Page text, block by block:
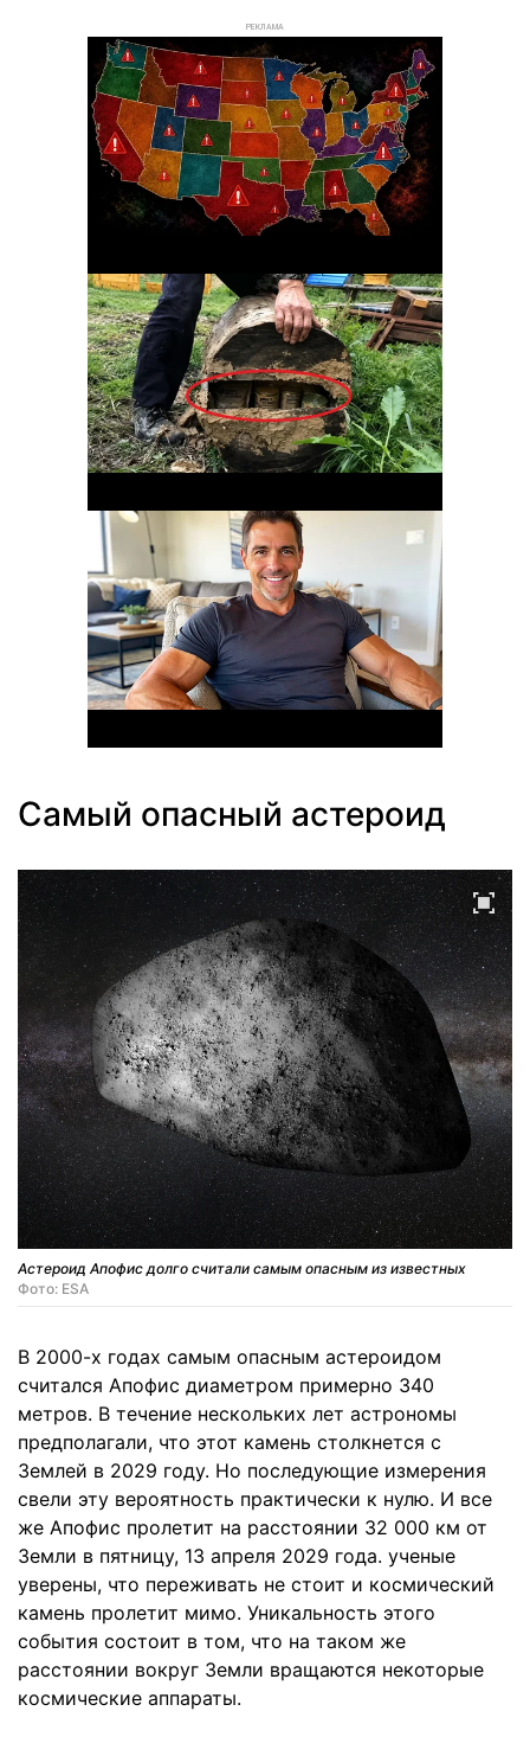
РЕКЛАМА
Самый опасный астероид
Астероид Апофис долго считали самым опасным из известных
Фото: ESA
В 2000-х годах самым опасным астероидом
считался Апофис диаметром примерно 340
метров. В течение нескольких лет астрономы
предполагали, что этот камень столкнется с
Землей в 2029 году. Но последующие измерения
свели эту вероятность практически к нулю. И все
же Апофис пролетит на расстоянии 32 000 км от
Земли в пятницу, 13 апреля 2029 года. ученые
уверены, что переживать не стоит и космический
камень пролетит мимо. Уникальность этого
события состоит в том, что на таком же
расстоянии вокруг Земли вращаются некоторые
космические аппараты.